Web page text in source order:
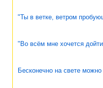
"Ты в ветке, ветром
"Во всём мне хочется
Бесконечно на свете